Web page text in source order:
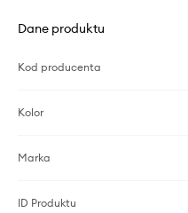
Dane produktu
Kod producenta
Kolor
Marka
ID Produktu